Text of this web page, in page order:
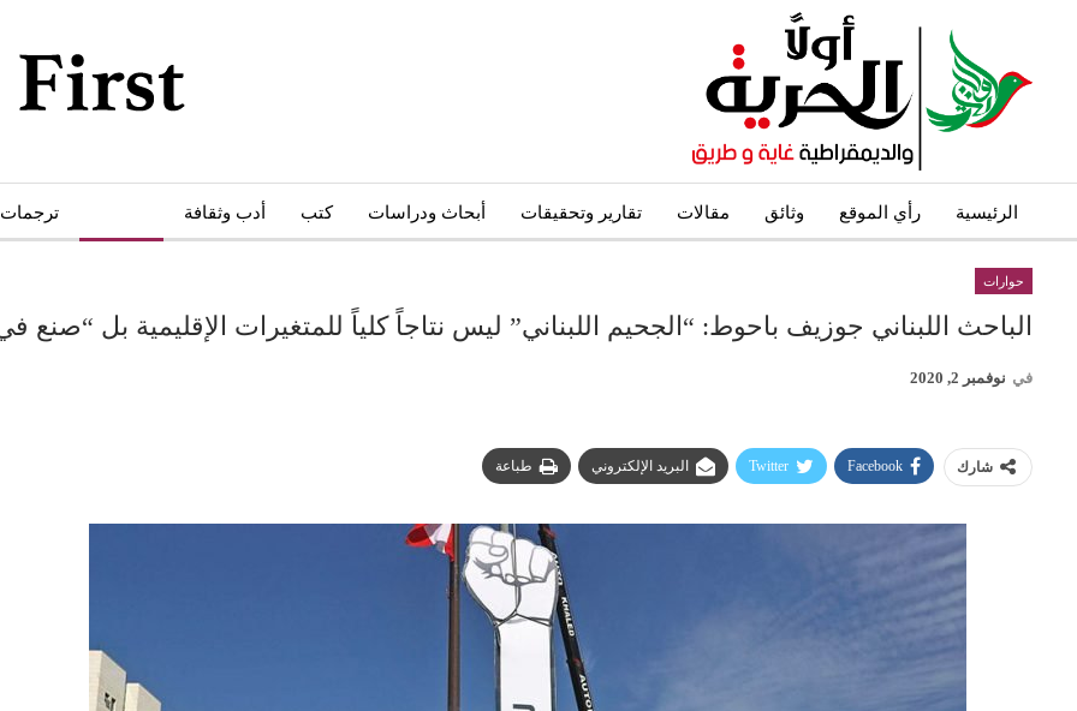
الرئيسية رأي الموقع وثائق مقالات تقارير وتحقيقات أبحاث ودراسات كتب أدب وثقافة ترجمات
حوارات
الباحث اللبناني جوزيف باحوط: “الجحيم اللبناني” ليس نتاجاً كلياً للمتغيرات الإقليمية بل “صنع
في نوفمبر 2, 2020
شارك Facebook
Twitter البريد الإلكتروني طباعة